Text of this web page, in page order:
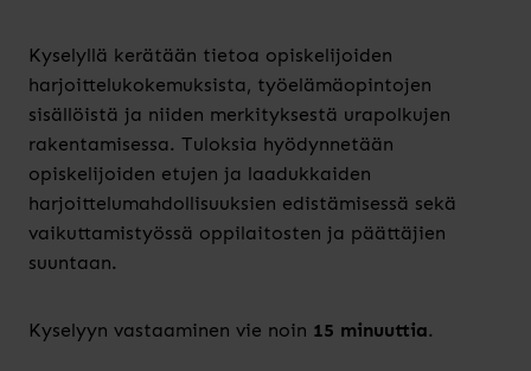
Kyselyllä kerätään tietoa opiskelijoiden
harjoittelukokemuksista, työelämäopintojen
sisällöistä ja niiden merkityksestä urapolkujen
rakentamisessa. Tuloksia hyödynnetään
opiskelijoiden etujen ja laadukkaiden
harjoittelumahdollisuuksien edistämisessä sekä
vaikuttamistyössä oppilaitosten ja päättäjien
suuntaan.
Kyselyyn vastaaminen vie noin 15 minuuttia.